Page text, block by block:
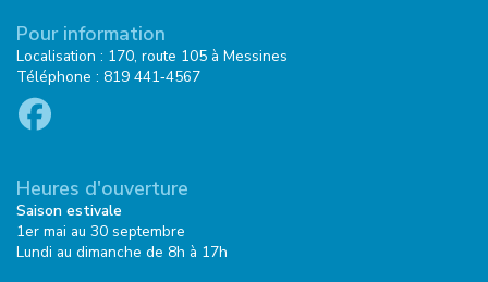
Pour information
Localisation : 170, route 105 à Messines
Téléphone : 819 441‑4567
Heures d'ouverture
Saison estivale
1er mai au 30 septembre
Lundi au dimanche de 8h à 17h